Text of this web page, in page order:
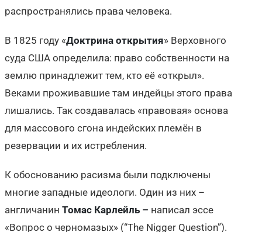
распространялись права человека.
В 1825 году «Доктрина открытия» Верховного
суда США определила: право собственности на
землю принадлежит тем, кто её «открыл».
Веками проживавшие там индейцы этого права
лишались. Так создавалась «правовая» основа
для массового сгона индейских племён в
резервации и их истребления.
К обоснованию расизма были подключены
многие западные идеологи. Один из них –
англичанин Томас Карлейль – написал эссе
«Вопрос о черномазых» (“The Nigger Question”).